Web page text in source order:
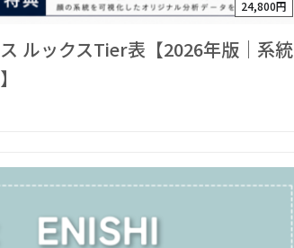
24,800円
ルックスTier表【2026年版｜系統